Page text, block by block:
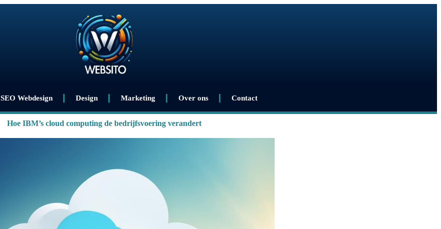
SEO Webdesign Design Marketing Over ons Contact
Hoe IBM’s cloud computing de bedrijfsvoering verandert